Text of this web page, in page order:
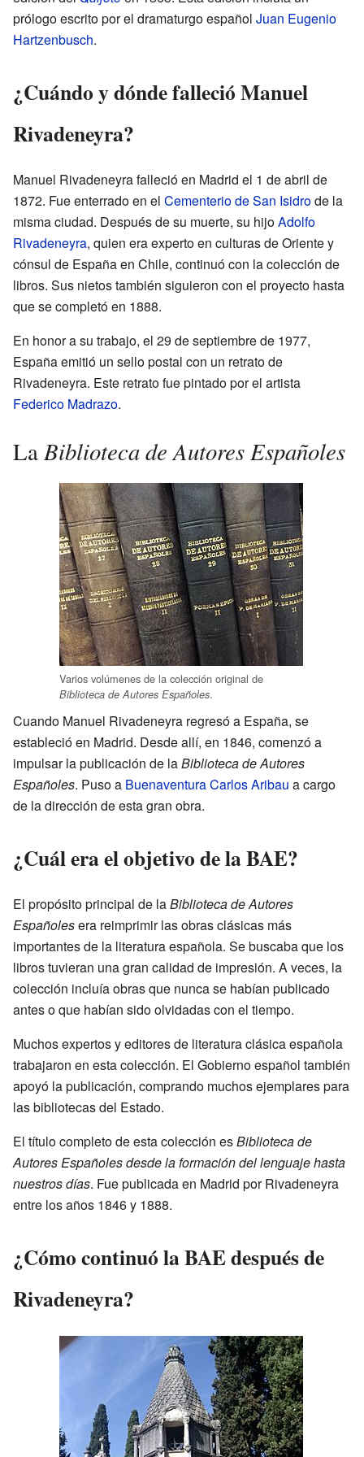
prólogo escrito por el dramaturgo español Juan Eugenio
Hartzenbusch.
¿Cuándo y dónde falleció Manuel
Rivadeneyra?
Manuel Rivadeneyra falleció en Madrid el 1 de abril de
1872. Fue enterrado en el Cementerio de San Isidrode la
misma ciudad. Después de su muerte, su hijoAdolfo
Rivadeneyra, quien era experto en culturas de Oriente y
cónsul de España en Chile, continuó con la colección de
libros. Sus nietos también siguieron con el proyecto hasta
que se completó en 1888.
En honor a su trabajo, el 29 de septiembre de 1977,
España emitió un sello postal con un retrato de
Rivadeneyra. Este retrato fue pintado por el artista
Federico Madrazo.
LaBiblioteca de Autores Españoles
Varios volúmenes de la colección original de
Biblioteca de Autores Españoles.
Cuando Manuel Rivadeneyra regresó a España, se
estableció en Madrid. Desde allí, en 1846, comenzó a
impulsar la publicación de laBiblioteca de Autores
Españoles. Puso a Buenaventura Carlos Aribau a cargo
de la dirección de esta gran obra.
¿Cuál era el objetivo de la BAE?
El propósito principal de laBiblioteca de Autores
Españolesera reimprimir las obras clásicas más
importantes de la literatura española. Se buscaba que los
libros tuvieran una gran calidad de impresión. A veces, la
colección incluía obras que nunca se habían publicado
antes o que habían sido olvidadas con el tiempo.
Muchos expertos y editores de literatura clásica española
trabajaron en esta colección. El Gobierno español también
apoyó la publicación, comprando muchos ejemplares para
las bibliotecas del Estado.
El título completo de esta colección esBiblioteca de
Autores Españoles desde la formación del lenguaje hasta
nuestros días. Fue publicada en Madrid por Rivadeneyra
entre los años 1846 y 1888.
¿Cómo continuó la BAE después de
Rivadeneyra?